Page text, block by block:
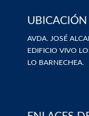
UBICACIÓN
AVDA. JOSÉ
EDIFICIO VIVO
LO BARNECHEA.